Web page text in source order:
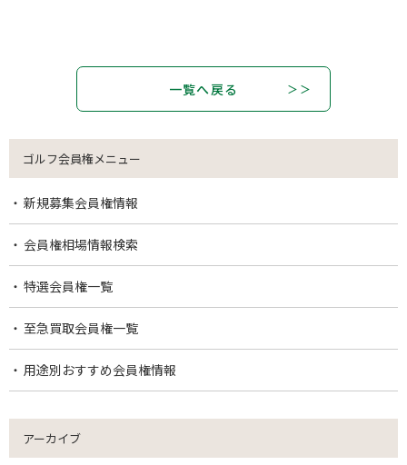
一覧へ戻る
ゴルフ会員権メニュー
新規募集会員権情報
会員権相場情報検索
特選会員権一覧
至急買取会員権一覧
用途別おすすめ会員権情報
アーカイブ